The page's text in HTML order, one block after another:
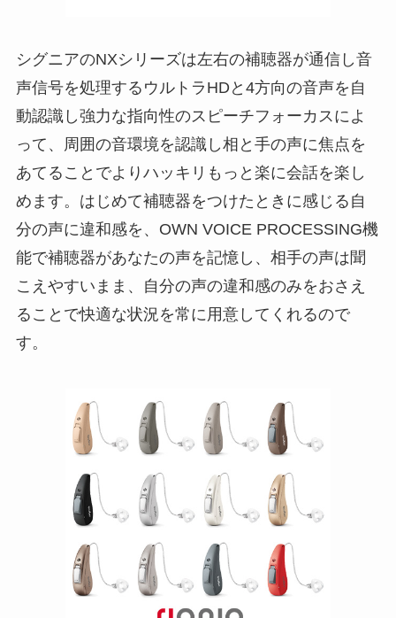
シグニアのNXシリーズは左右の補聴器が通信し音
声信号を処理するウルトラHDと4方向の音声を自
動認識し強力な指向性のスピーチフォーカスによ
って、周囲の音環境を認識し相と手の声に焦点を
あてることでよりハッキリもっと楽に会話を楽し
めます。はじめて補聴器をつけたときに感じる自
分の声に違和感を、OWN VOICE PROCESSING機
能で補聴器があなたの声を記憶し、相手の声は聞
こえやすいまま、自分の声の違和感のみをおさえ
ることで快適な状況を常に用意してくれるので
す。